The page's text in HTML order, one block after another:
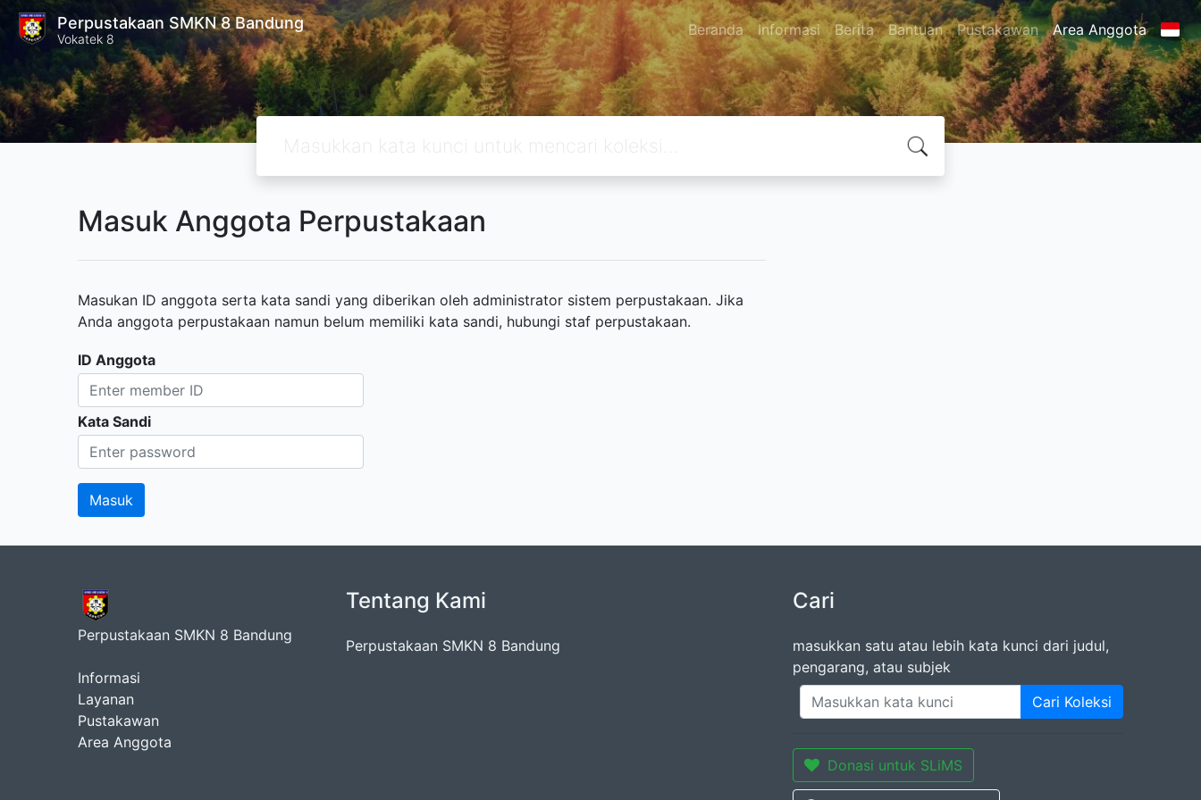
Perpustakaan SMKN 8 Bandung
Vokatek 8 Beranda Informasi Berita Bantuan Pustakawan Area Anggota
Masuk Anggota Perpustakaan
Masukan ID anggota serta kata sandi yang diberikan oleh administrator sistem perpustakaan. Jika
Anda anggota perpustakaan namun belum memiliki kata sandi, hubungi staf perpustakaan.
ID Anggota
Kata Sandi
Perpustakaan SMKN 8 Bandung
Informasi
Layanan
Pustakawan
Area Anggota
Tentang Kami
Perpustakaan SMKN 8 Bandung
Cari
masukkan satu atau lebih kata kunci dari judul,
pengarang, atau subjek
Cari Koleksi
Donasi untuk SLiMS